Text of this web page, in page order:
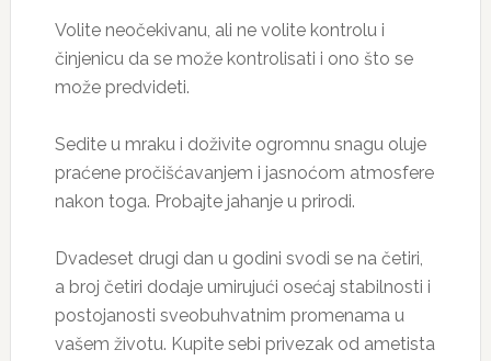
Volite neočekivanu, ali ne volite kontrolu i
činjenicu da se može kontrolisati i ono što se
može predvideti.
Sedite u mraku i doživite ogromnu snagu oluje
praćene pročišćavanjem i jasnoćom atmosfere
nakon toga. Probajte jahanje u prirodi.
Dvadeset drugi dan u godini svodi se na četiri,
a broj četiri dodaje umirujući osećaj stabilnosti i
postojanosti sveobuhvatnim promenama u
vašem životu. Kupite sebi privezak od ametista